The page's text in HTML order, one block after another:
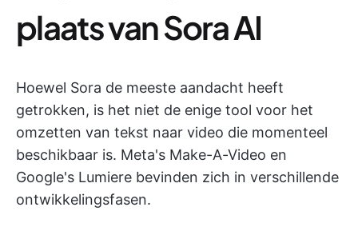
plaats van Sora AI
Hoewel Sora de meeste aandacht heeft
getrokken, is het niet de enige tool voor het
omzetten van tekst naar video die momenteel
beschikbaar is. Meta's Make-A-Video en
Google's Lumiere bevinden zich in verschillende
ontwikkelingsfasen.